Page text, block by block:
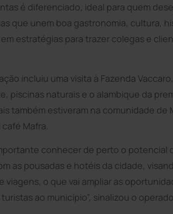
é diferenciado, ideal para quem
que unem boa gastronomia, cultura,
estratégias para trazer colegas e
incluiu uma visita à Fazenda
piscinas naturais e o alambique da
também estiveram na comunidade de
Mafra.
conhecer de perto o potencial
as pousadas e hotéis da cidade,
viagens, o que vai ampliar as
ao município”, sinalizou o